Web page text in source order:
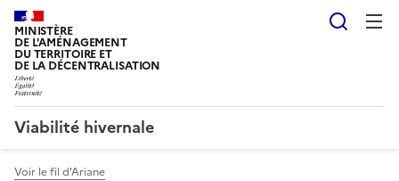
MINISTÈRE
DE L'AMÉNAGEMENT
DU TERRITOIRE ET
DE LA DÉCENTRALISATION
Viabilité hivernale
Voir le fil d'Ariane